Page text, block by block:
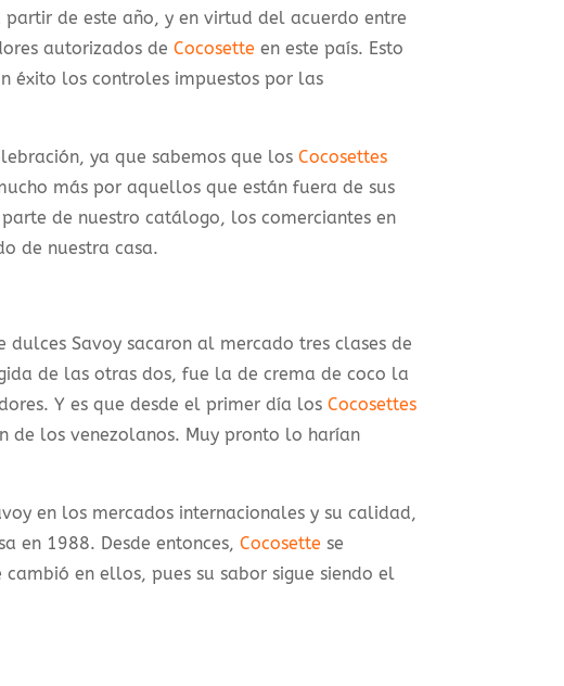
de este año, y en virtud del acuerdo entre
autorizados deCocosette en este país. Esto
éxito los controles impuestos por las
ya que sabemos que los Cocosettes
más por aquellos que están fuera de sus
de nuestro catálogo, los comerciantes en
de nuestra casa.
Savoy sacaron al mercado tres clases de
de las otras dos, fue la de crema de coco la
Y es que desde el primer día losCocosettes
los venezolanos. Muy pronto lo harían
en los mercados internacionales y su calidad,
en 1988. Desde entonces,Cocosette se
en ellos, pues su sabor sigue siendo el